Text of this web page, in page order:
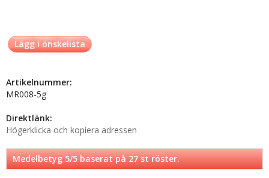
Lägg i önskelista
Artikelnummer:
MR008-5g
Direktlänk:
Högerklicka och kopiera adressen
Medelbetyg5/5 baserat på27st röster.